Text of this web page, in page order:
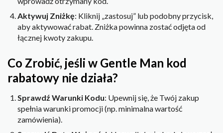
Aktywuj Zniżkę: Kliknij „zastosuj” lub podobny przycisk,
aby aktywować rabat. Zniżka powinna zostać odjęta od
łącznej kwoty zakupu.
Co Zrobić, jeśli w Gentle Man kod
rabatowy nie działa?
Sprawdź Warunki Kodu: Upewnij się, że Twój zakup
spełnia warunki promocji (np. minimalna wartość
zamówienia).